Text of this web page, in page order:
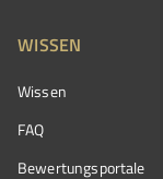
WISSEN
Wissen
FAQ
Bewertungsportale